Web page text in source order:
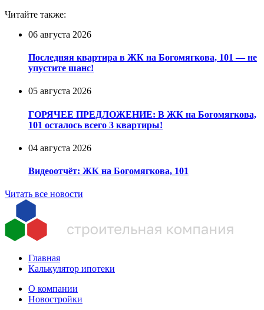
Читайте также:
06 августа 2026
Последняя квартира в ЖК на Богомягкова, 101 — не
упустите шанс!
05 августа 2026
ГОРЯЧЕЕ ПРЕДЛОЖЕНИЕ: В ЖК на Богомягкова,
101 осталось всего 3 квартиры!
04 августа 2026
Видеоотчёт: ЖК на Богомягкова, 101
Читать все новости
Главная
Калькулятор ипотеки
О компании
Новостройки